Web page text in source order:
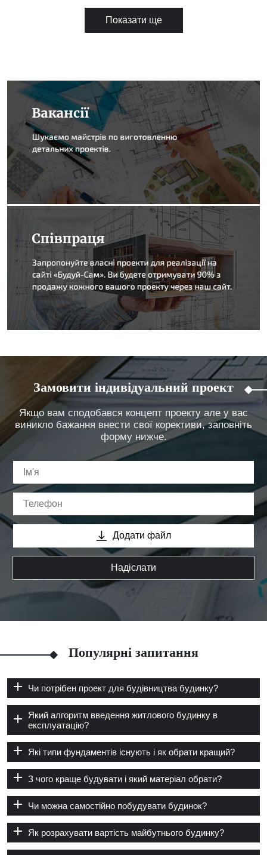
Показати ще
Замовити індивідуальний проект
Якщо вам сподобався концепт проекту але у вас
виникло бажання внести свої корективи, заповніть
форму нижче.
Додати файл
Надіслати
Популярні запитання
Чи потрібен проект для будівництва будинку?
Який алгоритм введення житлового будинку в
експлуатацію?
Які типи фундаментів існують і як обрати кращий?
З чого краще будувати і який матеріал обрати?
Чи можна самостійно побудувати будинок?
Як розрахувати вартість майбутнього будинку?